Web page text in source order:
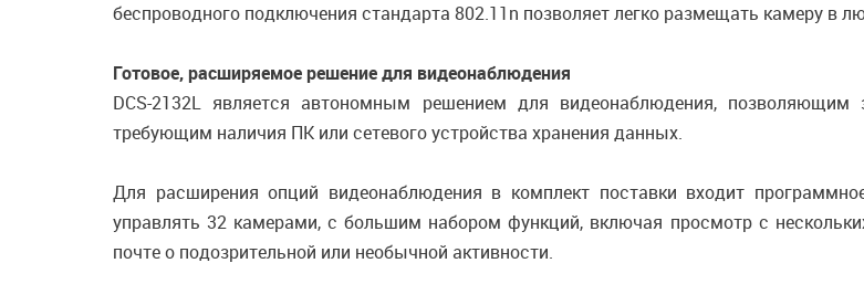
беспроводного подключения стандарта 802.11n позволяет легко размещать камеру в
Готовое, расширяемое решение для видеонаблюдения
DCS-2132L является автономным решением для видеонаблюдения,
требующим наличия ПК или сетевого устройства хранения данных.
Для расширения опций видеонаблюдения в комплект поставки входит
управлять 32 камерами, с большим набором функций, включая просмотр с
почте о подозрительной или необычной активности.